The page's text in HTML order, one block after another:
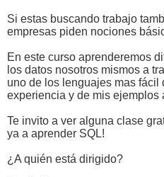
Si estas buscando trabajo
empresas piden nociones
En este curso aprenderemos
los datos nosotros mismos a
uno de los lenguajes mas fácil
experiencia y de mis ejemplos
Te invito a ver alguna clase
ya a aprender SQL!
¿A quién está dirigido?